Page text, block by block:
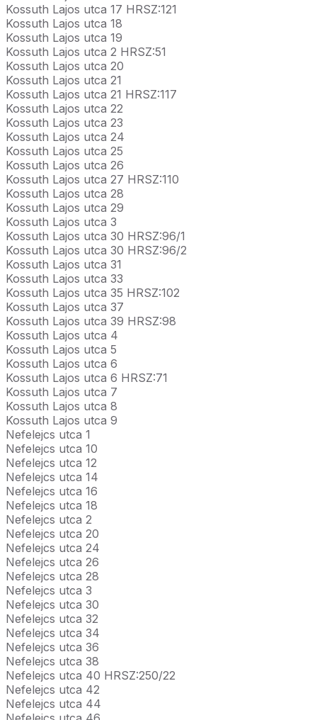
Kossuth Lajos utca 17 HRSZ:121
Kossuth Lajos utca 18
Kossuth Lajos utca 19
Kossuth Lajos utca 2 HRSZ:51
Kossuth Lajos utca 20
Kossuth Lajos utca 21
Kossuth Lajos utca 21 HRSZ:117
Kossuth Lajos utca 22
Kossuth Lajos utca 23
Kossuth Lajos utca 24
Kossuth Lajos utca 25
Kossuth Lajos utca 26
Kossuth Lajos utca 27 HRSZ:110
Kossuth Lajos utca 28
Kossuth Lajos utca 29
Kossuth Lajos utca 3
Kossuth Lajos utca 30 HRSZ:96/1
Kossuth Lajos utca 30 HRSZ:96/2
Kossuth Lajos utca 31
Kossuth Lajos utca 33
Kossuth Lajos utca 35 HRSZ:102
Kossuth Lajos utca 37
Kossuth Lajos utca 39 HRSZ:98
Kossuth Lajos utca 4
Kossuth Lajos utca 5
Kossuth Lajos utca 6
Kossuth Lajos utca 6 HRSZ:71
Kossuth Lajos utca 7
Kossuth Lajos utca 8
Kossuth Lajos utca 9
Nefelejcs utca 1
Nefelejcs utca 10
Nefelejcs utca 12
Nefelejcs utca 14
Nefelejcs utca 16
Nefelejcs utca 18
Nefelejcs utca 2
Nefelejcs utca 20
Nefelejcs utca 24
Nefelejcs utca 26
Nefelejcs utca 28
Nefelejcs utca 3
Nefelejcs utca 30
Nefelejcs utca 32
Nefelejcs utca 34
Nefelejcs utca 36
Nefelejcs utca 38
Nefelejcs utca 40 HRSZ:250/22
Nefelejcs utca 42
Nefelejcs utca 44